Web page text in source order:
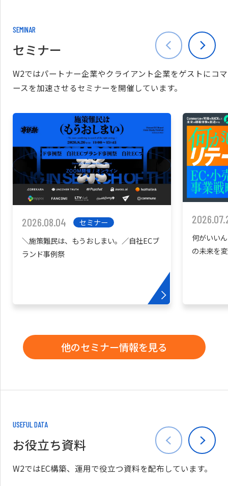
SEMINAR
セミナー
W2ではパートナー企業やクライアント企業をゲストにコマ
ースを加速させるセミナーを開催しています。
2026.08.04
セミナー
＼施策難民は、もうおしまい。／自社ECブ
ランド事例祭
何がいい
の未来を
他のセミナー情報を見る
USEFUL DATA
お役立ち資料
W2ではEC構築、運用で役立つ資料を配布しています。